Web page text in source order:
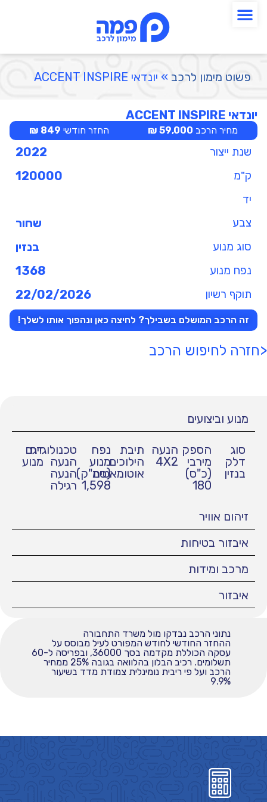
פשוט מימון לרכב » יונדאי ACCENT INSPIRE
יונדאי ACCENT INSPIRE
מחיר הרכב 59,000 ₪ החזר חודשי 849 ₪
שנת ייצור 2022
ק"מ 120000
יד
צבע
שחור
סוג מנוע בנזין
נפח מנוע 1368
תוקף רשיון 22/02/2026
זה הרכב המושלם בשבילך? לחיצה כאן ונהפוך אותו לשלך!
<חזרה לחיפוש הרכב
מנוע וביצועים
סוג
דלק
בנזין
הספק
מירבי
(כ"ס)
180
הנעה
4X2
תיבת
הילוכים
אוטומאטית
נפח
מנוע
(סמ"ק)
1,598
טכנולוגיית
הנעה
הנעה
רגילה
דגם
מנוע
זיהום אוויר
איבזור בטיחות
מרכב ומידות
איבזור
נתוני הרכב נבדקו מול משרד התחבורה
ההחזר החודשי לחודש המפורט לעיל מבוסס על
עסקה הכוללת מקדמה בסך 36000, ובפריסה ל-60
תשלומים. רכיב הבלון בהלוואה בגובה 25% ממחיר
הרכב ועל פי ריבית נומינלית צמודת מדד בשיעור
9.9%